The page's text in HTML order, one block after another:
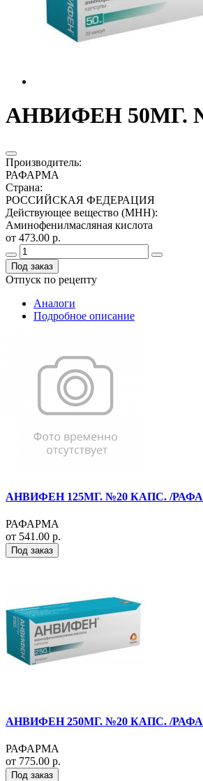
АНВИФЕН 50МГ.
Производитель:
РАФАРМА
Страна:
РОССИЙСКАЯ ФЕДЕРАЦИЯ
Действующее вещество (МНН):
Аминофенилмасляная кислота
от 473.00 р.
Под заказ
Отпуск по рецепту
Аналоги
Подробное описание
АНВИФЕН 125МГ. №20 КАПС. /
РАФАРМА
от 541.00 р.
Под заказ
АНВИФЕН 250МГ. №20 КАПС. /
РАФАРМА
от 775.00 р.
Под заказ